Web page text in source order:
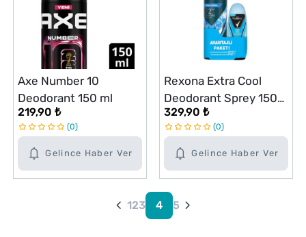
Gelince Haber Ver
Axe Number 10
Deodorant 150 ml
219,90 ₺
0
Gelince Haber Ver
Rexona Extra Cool
Deodorant Sprey 150
ml + Mini Roll-on 20 ml
329,90 ₺
0
123 4 5